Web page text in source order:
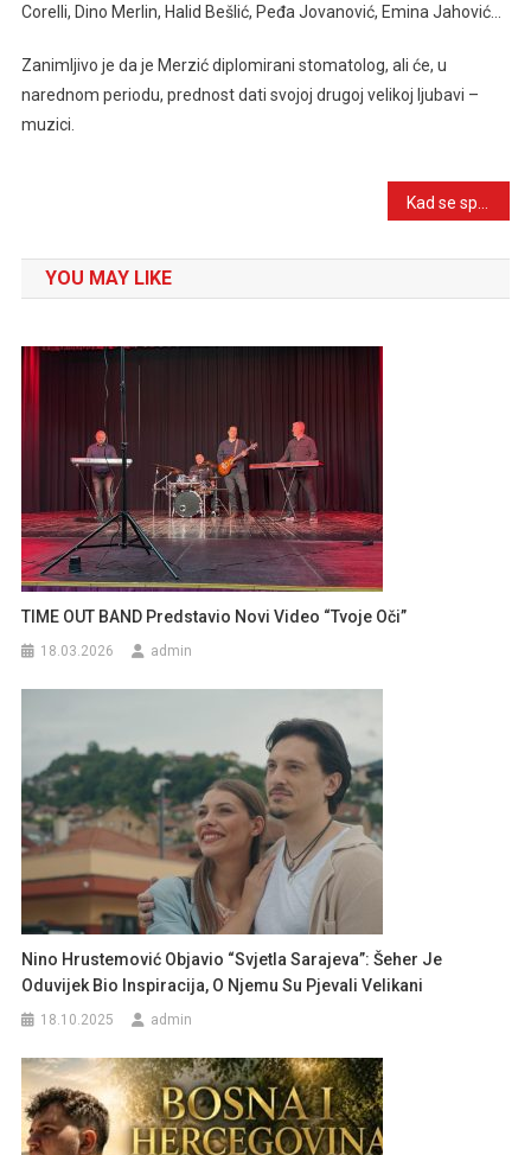
Corelli, Dino Merlin, Halid Bešlić, Peđa Jovanović, Emina Jahović…
Zanimljivo je da je Merzić diplomirani stomatolog, ali će, u
narednom periodu, prednost dati svojoj drugoj velikoj ljubavi –
muzici.
članaka
Kad se spoje Neno Murić i Al’Dino uspjeh je zagarantovan: Emotivna balada “Ljubav” nikog ne ostavlja ravnodušnim
YOU MAY LIKE
TIME OUT BAND Predstavio Novi Video “Tvoje Oči”
18.03.2026 admin
Nino Hrustemović Objavio “Svjetla Sarajeva”: Šeher Je
Oduvijek Bio Inspiracija, O Njemu Su Pjevali Velikani
18.10.2025 admin